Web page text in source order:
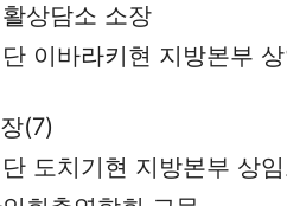
상담소 소장
이바라키현 지방본부
(7)
도치기현 지방본부 상